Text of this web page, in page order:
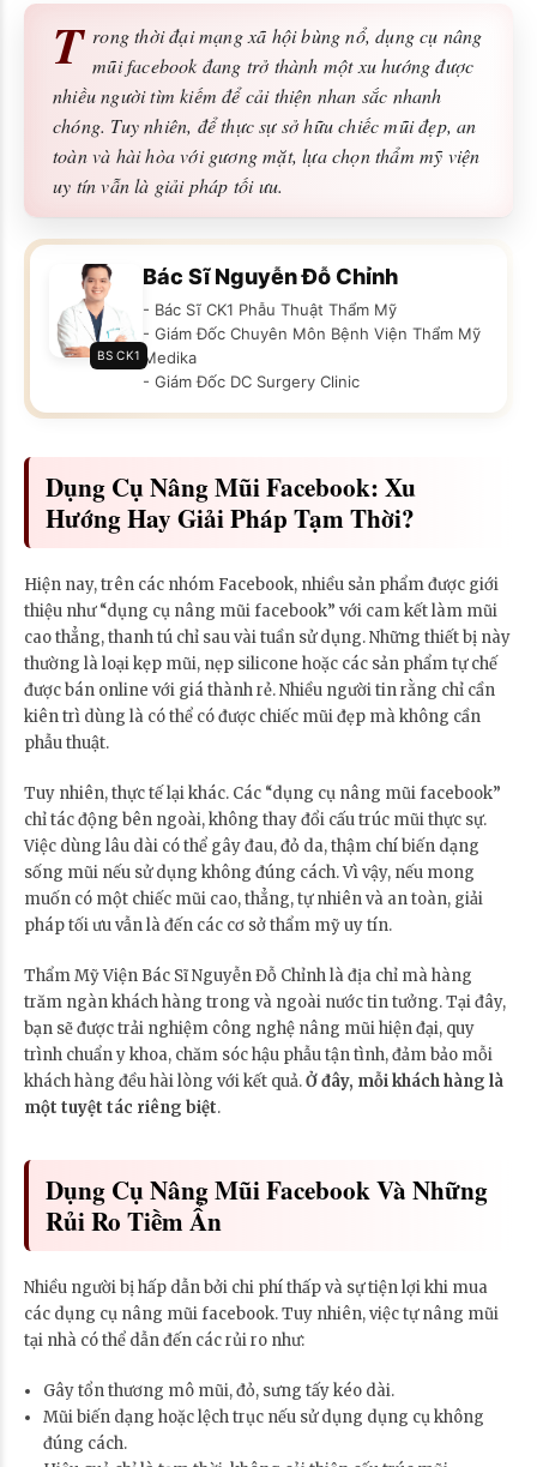
T rong thời đại mạng xã hội bùng nổ, dụng cụ nâng
mũi facebook đang trở thành một xu hướng được
nhiều người tìm kiếm để cải thiện nhan sắc nhanh
chóng. Tuy nhiên, để thực sự sở hữu chiếc mũi đẹp, an
toàn và hài hòa với gương mặt, lựa chọn thẩm mỹ viện
uy tín vẫn là giải pháp tối ưu.
BS CK1
Bác Sĩ Nguyễn Đỗ Chỉnh
- Bác Sĩ CK1 Phẫu Thuật Thẩm Mỹ
- Giám Đốc Chuyên Môn Bệnh Viện Thẩm Mỹ
Medika
- Giám Đốc DC Surgery Clinic
Dụng Cụ Nâng Mũi Facebook: Xu
Hướng Hay Giải Pháp Tạm Thời?
Hiện nay, trên các nhóm Facebook, nhiều sản phẩm được giới
thiệu như “dụng cụ nâng mũi facebook” với cam kết làm mũi
cao thẳng, thanh tú chỉ sau vài tuần sử dụng. Những thiết bị này
thường là loại kẹp mũi, nẹp silicone hoặc các sản phẩm tự chế
được bán online với giá thành rẻ. Nhiều người tin rằng chỉ cần
kiên trì dùng là có thể có được chiếc mũi đẹp mà không cần
phẫu thuật.
Tuy nhiên, thực tế lại khác. Các “dụng cụ nâng mũi facebook”
chỉ tác động bên ngoài, không thay đổi cấu trúc mũi thực sự.
Việc dùng lâu dài có thể gây đau, đỏ da, thậm chí biến dạng
sống mũi nếu sử dụng không đúng cách. Vì vậy, nếu mong
muốn có một chiếc mũi cao, thẳng, tự nhiên và an toàn, giải
pháp tối ưu vẫn là đến các cơ sở thẩm mỹ uy tín.
Thẩm Mỹ Viện Bác Sĩ Nguyễn Đỗ Chỉnh là địa chỉ mà hàng
trăm ngàn khách hàng trong và ngoài nước tin tưởng. Tại đây,
bạn sẽ được trải nghiệm công nghệ nâng mũi hiện đại, quy
trình chuẩn y khoa, chăm sóc hậu phẫu tận tình, đảm bảo mỗi
khách hàng đều hài lòng với kết quả.Ở đây, mỗi khách hàng là
một tuyệt tác riêng biệt.
Dụng Cụ Nâng Mũi Facebook Và Những
Rủi Ro Tiềm Ẩn
Nhiều người bị hấp dẫn bởi chi phí thấp và sự tiện lợi khi mua
các dụng cụ nâng mũi facebook. Tuy nhiên, việc tự nâng mũi
tại nhà có thể dẫn đến các rủi ro như:
Gây tổn thương mô mũi, đỏ, sưng tấy kéo dài.
Mũi biến dạng hoặc lệch trục nếu sử dụng dụng cụ không
đúng cách.